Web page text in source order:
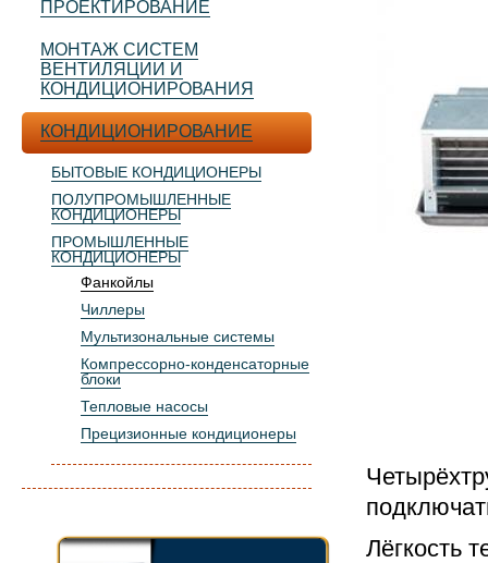
ПРОЕКТИРОВАНИЕ
МОНТАЖ СИСТЕМ
ВЕНТИЛЯЦИИ И
КОНДИЦИОНИРОВАНИЯ
КОНДИЦИОНИРОВАНИЕ
БЫТОВЫЕ КОНДИЦИОНЕРЫ
ПОЛУПРОМЫШЛЕННЫЕ
КОНДИЦИОНЕРЫ
ПРОМЫШЛЕННЫЕ
КОНДИЦИОНЕРЫ
Фанкойлы
Чиллеры
Мультизональные системы
Компрессорно-конденсаторные
блоки
Тепловые насосы
Прецизионные кондиционеры
Лёгкость